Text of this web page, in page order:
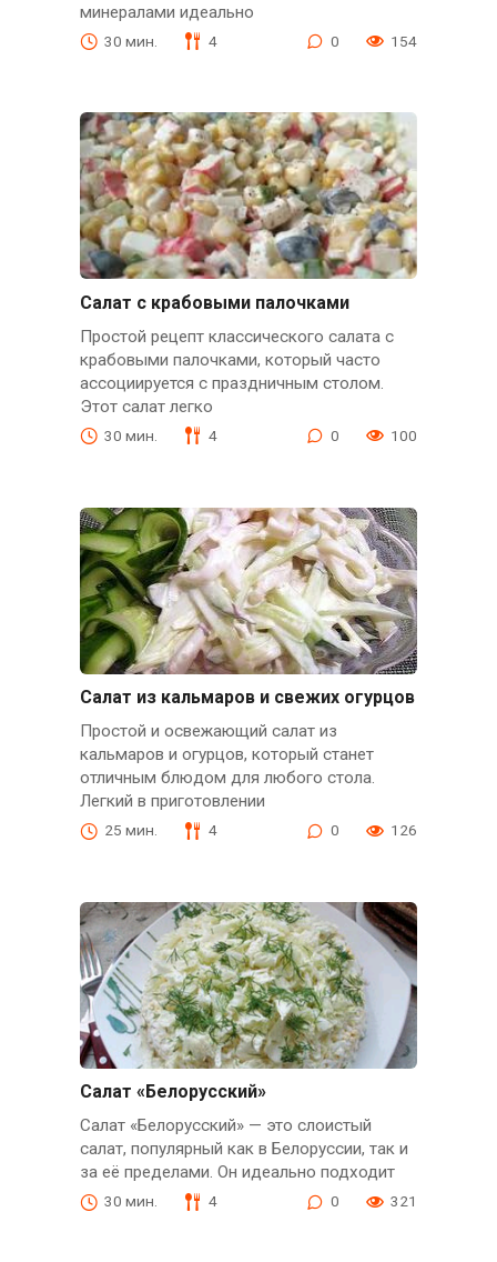
минералами идеально
30 мин. 4 0 154
Салат с крабовыми палочками
Простой рецепт классического салата с
крабовыми палочками, который часто
ассоциируется с праздничным столом.
Этот салат легко
30 мин. 4 0 100
Салат из кальмаров и свежих огурцов
Простой и освежающий салат из
кальмаров и огурцов, который станет
отличным блюдом для любого стола.
Легкий в приготовлении
25 мин. 4 0 126
Салат «Белорусский»
Салат «Белорусский» — это слоистый
салат, популярный как в Белоруссии, так и
за её пределами. Он идеально подходит
30 мин. 4 0 321